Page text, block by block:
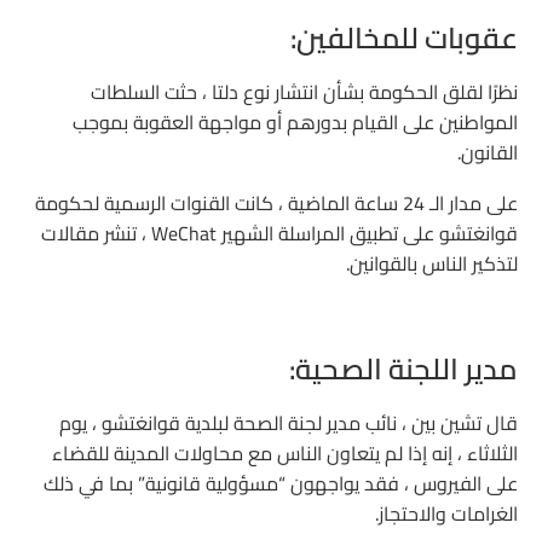
عقوبات للمخالفين:
نظرًا لقلق الحكومة بشأن انتشار نوع دلتا ، حثت السلطات
المواطنين على القيام بدورهم أو مواجهة العقوبة بموجب
القانون.
على مدار الـ 24 ساعة الماضية ، كانت القنوات الرسمية لحكومة
قوانغتشو على تطبيق المراسلة الشهير WeChat ، تنشر مقالات
لتذكير الناس بالقوانين.
مدير اللجنة الصحية:
قال تشين بين ، نائب مدير لجنة الصحة لبلدية قوانغتشو ، يوم
الثلاثاء ، إنه إذا لم يتعاون الناس مع محاولات المدينة للقضاء
على الفيروس ، فقد يواجهون “مسؤولية قانونية” بما في ذلك
الغرامات والاحتجاز.